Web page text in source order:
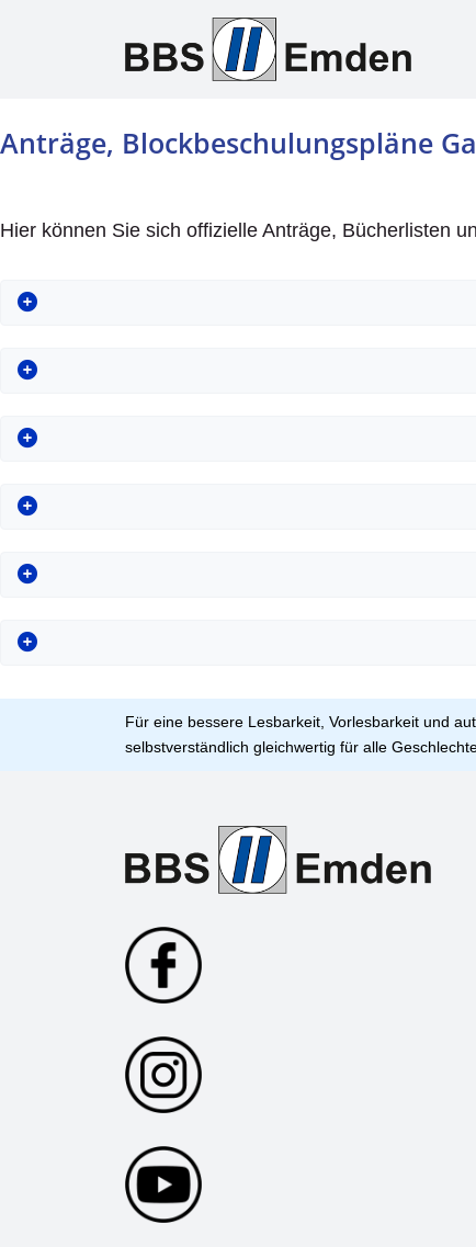
Anträge, Blockbeschulungspläne
Hier können Sie sich offizielle Anträge, Bücherlisten
Für eine bessere Lesbarkeit, Vorlesbarkeit und
selbstverständlich gleichwertig für alle